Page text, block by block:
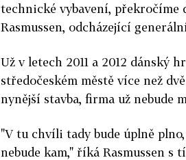
technické vybavení, překročíme
Rasmussen, odcházející
Už v letech 2011 a 2012 dánský
středočeském městě více než
nynější stavba, firma už nebude
"V tu chvíli tady bude úplně
nebude kam," říká Rasmussen